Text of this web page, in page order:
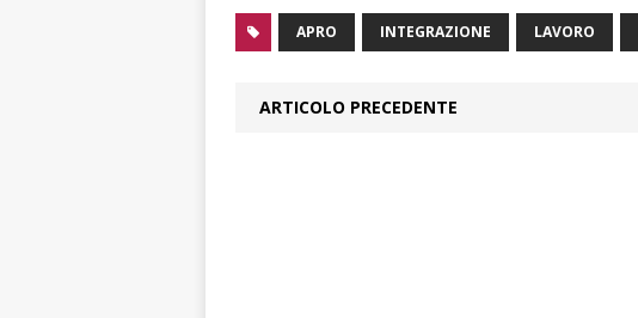
APRO INTEGRAZIONE LAVORO
ARTICOLO PRECEDENTE